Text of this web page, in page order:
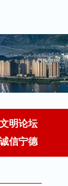
文明论坛
诚信宁德